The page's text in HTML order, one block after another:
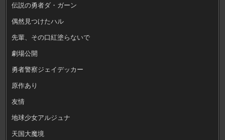
伝説の勇者ダ・ガーン
偶然見つけたハル
先輩、その口紅塗らないで
劇場公開
勇者警察ジェイデッカー
原作あり
友情
地球少女アルジュナ
天国大魔境